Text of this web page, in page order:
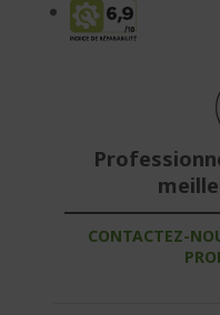
CONTACTEZ-